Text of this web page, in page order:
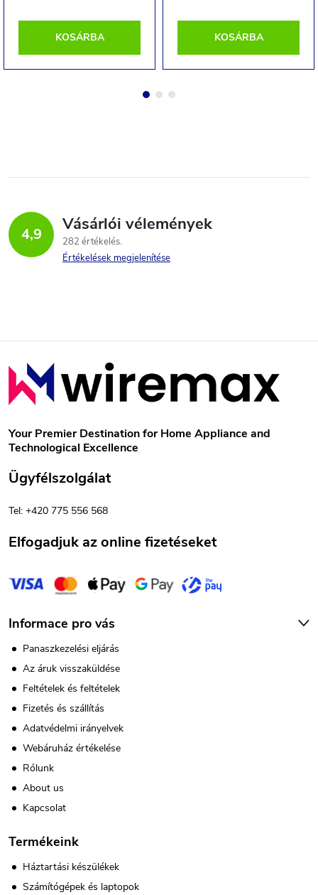
KOSÁRBA KOSÁRBA
4,9 Vásárlói vélemények
282 értékelés
Értékelések megjelenítése
L
á
b
é
c
Your Premier Destination for Home Appliance and
Technological Excellence
Ügyfélszolgálat
Tel: +420 775 556 568
Elfogadjuk az online fizetéseket
Informace pro vás
Panaszkezelési eljárás
Az áruk visszaküldése
Feltételek és feltételek
Fizetés és szállítás
Adatvédelmi irányelvek
Webáruház értékelése
Rólunk
About us
Kapcsolat
Termékeink
Háztartási készülékek
Számítógépek és laptopok